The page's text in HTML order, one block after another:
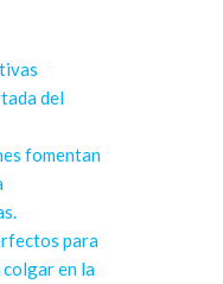
del
fomentan
para
colgar en la